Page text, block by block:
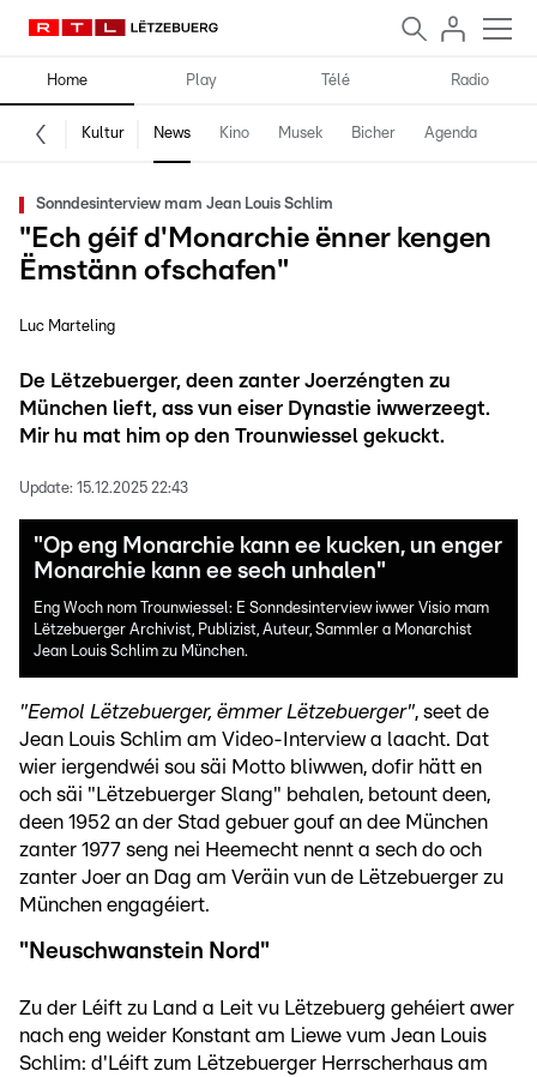
Home Play Télé Radio
Kultur News Kino Musek Bicher Agenda
Sonndesinterview mam Jean Louis Schlim
"Ech géif d'Monarchie ënner kengen
Ëmstänn ofschafen"
Luc Marteling
De Lëtzebuerger, deen zanter Joerzéngten zu
München lieft, ass vun eiser Dynastie iwwerzeegt.
Mir hu mat him op den Trounwiessel gekuckt.
Update: 15.12.2025 22:43
"Op eng Monarchie kann ee kucken, un enger
Monarchie kann ee sech unhalen"
Eng Woch nom Trounwiessel: E Sonndesinterview iwwer Visio mam
Lëtzebuerger Archivist, Publizist, Auteur, Sammler a Monarchist
Jean Louis Schlim zu München.
"Eemol Lëtzebuerger, ëmmer Lëtzebuerger", seet de
Jean Louis Schlim am Video-Interview a laacht. Dat
wier iergendwéi sou säi Motto bliwwen, dofir hätt en
och säi "Lëtzebuerger Slang" behalen, betount deen,
deen 1952 an der Stad gebuer gouf an dee München
zanter 1977 seng nei Heemecht nennt a sech do och
zanter Joer an Dag am Veräin vun de Lëtzebuerger zu
München engagéiert.
"Neuschwanstein Nord"
Zu der Léift zu Land a Leit vu Lëtzebuerg gehéiert awer
nach eng weider Konstant am Liewe vum Jean Louis
Schlim: d'Léift zum Lëtzebuerger Herrscherhaus am